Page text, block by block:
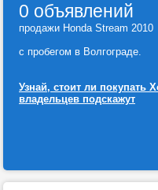
0 объявлений
продажи Honda Stream 2010
с пробегом в Волгограде.
Узнай, стоит ли покупать
владельцев подскажут